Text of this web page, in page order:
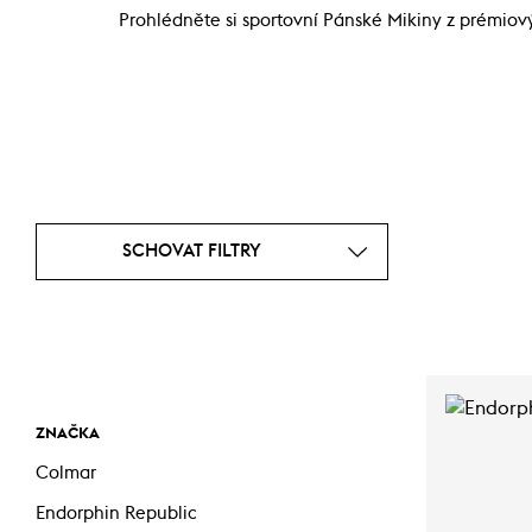
Prohlédněte si sportovní Pánské Mikiny z
SCHOVAT FILTRY
ZNAČKA
Colmar
Endorphin Republic